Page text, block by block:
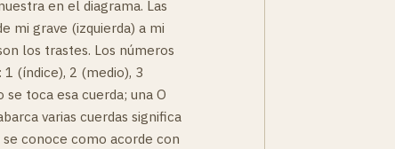
en el diagrama. Las
mi grave (izquierda) a mi
los trastes. Los números
(índice), 2 (medio), 3
se toca esa cuerda; una O
varias cuerdas significa
conoce como acorde con